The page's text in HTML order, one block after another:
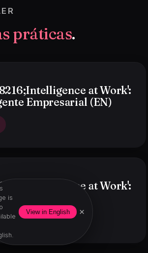
is
View in English ×
práticas.
at Work':
Empresarial (EN)
at Work':
Empresarial